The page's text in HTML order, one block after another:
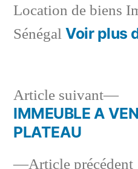
Location de biens
Sénégal Voir plus
Navigation
Article précédent
Article suivant
IMMEUBLE A
PLATEAU